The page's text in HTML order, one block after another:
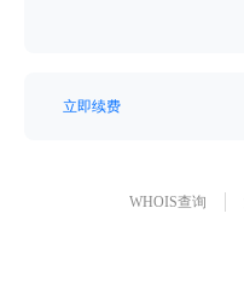
立即续费
WHOIS查询